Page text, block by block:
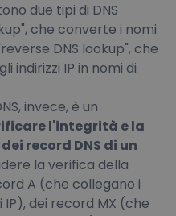
due tipi di DNS
che converte i nomi
DNS lookup", che
indirizzi IP in nomi di
invece, è un
l'integrità e la
record DNS di un
la verifica della
A (che collegano i
IP), dei record MX (che